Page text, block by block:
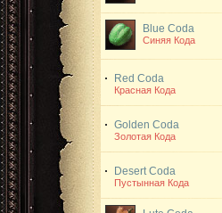
Blue Coda
Синяя Кода
Red Coda
Красная Кода
Golden Coda
Золотая Кода
Desert Coda
Пустынная Кода